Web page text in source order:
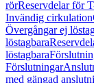
rörReservdelar för
Invändig cirkulation
Övergångar ej
löstagbara
löstagbara
Förslutningar
med gängad